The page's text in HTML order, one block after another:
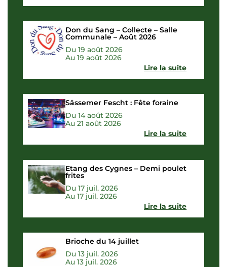
Don du Sang – Collecte – Salle
Communale – Août 2026
Du 19 août 2026
Au 19 août 2026
Lire la suite
Sässemer Fescht : Fête foraine
Du 14 août 2026
Au 21 août 2026
Lire la suite
Etang des Cygnes – Demi poulet
frites
Du 17 juil. 2026
Au 17 juil. 2026
Lire la suite
Brioche du 14 juillet
Du 13 juil. 2026
Au 13 juil. 2026